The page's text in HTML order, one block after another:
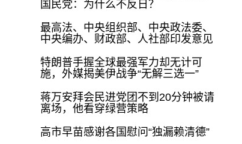
国民党：为什么不反日？
最高法、中央组织部、中央政法委、
中央编办、财政部、人社部印发意见
特朗普手握全球最强军力却无计可
施，外媒揭美伊战争“无解三选一”
蒋万安拜会民进党团不到20分钟被请
离场，他看穿绿营策略
高市早苗感谢各国慰问“独漏赖清德”